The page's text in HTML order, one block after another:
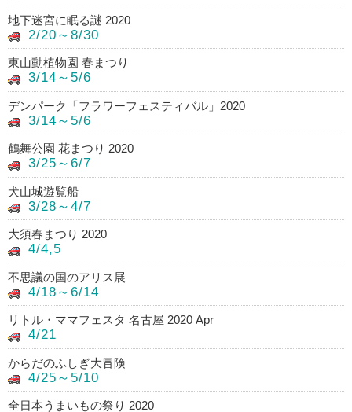
地下迷宮に眠る謎 2020
2/20～8/30
東山動植物園 春まつり
3/14～5/6
デンパーク「フラワーフェスティバル」2020
3/14～5/6
鶴舞公園 花まつり 2020
3/25～6/7
犬山城遊覧船
3/28～4/7
大須春まつり 2020
4/4,5
不思議の国のアリス展
4/18～6/14
リトル・ママフェスタ 名古屋 2020 Apr
4/21
からだのふしぎ大冒険
4/25～5/10
全日本うまいもの祭り 2020